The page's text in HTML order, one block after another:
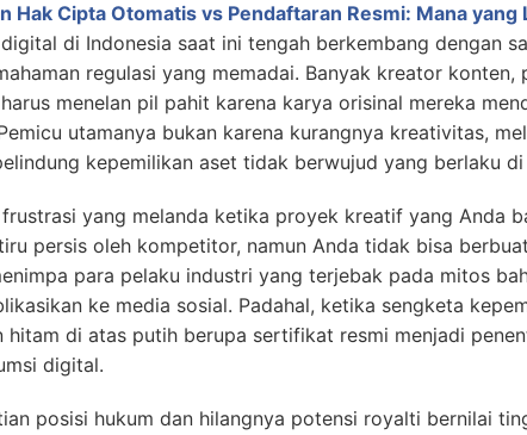
Hak Cipta Otomatis vs Pendaftaran Resmi: Mana yang
di Indonesia saat ini tengah berkembang dengan
regulasi yang memadai. Banyak kreator
menelan pil pahit karena karya orisinal mereka
utamanya bukan karena kurangnya kreativitas,
kepemilikan aset tidak berwujud yang berlaku
yang melanda ketika proyek kreatif yang Anda
persis oleh kompetitor, namun Anda tidak bisa
para pelaku industri yang terjebak pada mitos
ke media sosial. Padahal, ketika sengketa
hitam di atas putih berupa sertifikat resmi menjadi
digital.
posisi hukum dan hilangnya potensi royalti bernilai